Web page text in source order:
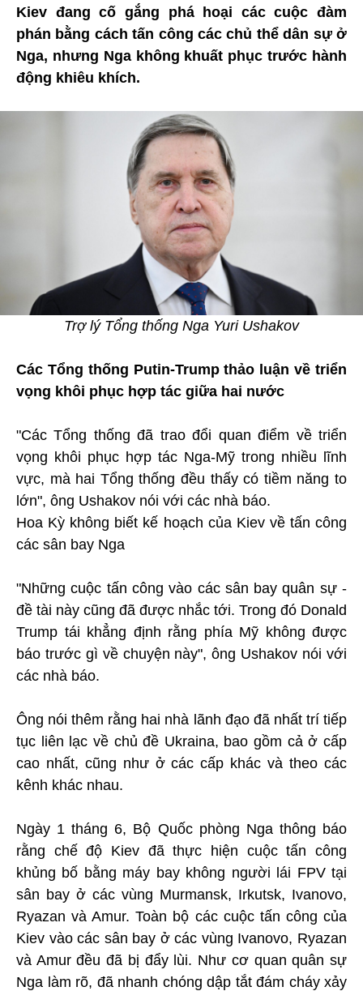
Kiev đang cố gắng phá hoại các cuộc đàm
phán bằng cách tấn công các chủ thể dân sự ở
Nga, nhưng Nga không khuất phục trước hành
động khiêu khích.
Trợ lý Tổng thống Nga Yuri Ushakov
Các Tổng thống Putin-Trump thảo luận về triển
vọng khôi phục hợp tác giữa hai nước
"Các Tổng thống đã trao đổi quan điểm về triển
vọng khôi phục hợp tác Nga-Mỹ trong nhiều lĩnh
vực, mà hai Tổng thống đều thấy có tiềm năng to
lớn", ông Ushakov nói với các nhà báo.
Hoa Kỳ không biết kế hoạch của Kiev về tấn công
các sân bay Nga
"Những cuộc tấn công vào các sân bay quân sự -
đề tài này cũng đã được nhắc tới. Trong đó Donald
Trump tái khẳng định rằng phía Mỹ không được
báo trước gì về chuyện này", ông Ushakov nói với
các nhà báo.
Ông nói thêm rằng hai nhà lãnh đạo đã nhất trí tiếp
tục liên lạc về chủ đề Ukraina, bao gồm cả ở cấp
cao nhất, cũng như ở các cấp khác và theo các
kênh khác nhau.
Ngày 1 tháng 6, Bộ Quốc phòng Nga thông báo
rằng chế độ Kiev đã thực hiện cuộc tấn công
khủng bố bằng máy bay không người lái FPV tại
sân bay ở các vùng Murmansk, Irkutsk, Ivanovo,
Ryazan và Amur. Toàn bộ các cuộc tấn công của
Kiev vào các sân bay ở các vùng Ivanovo, Ryazan
và Amur đều đã bị đẩy lùi. Như cơ quan quân sự
Nga làm rõ, đã nhanh chóng dập tắt đám cháy xảy